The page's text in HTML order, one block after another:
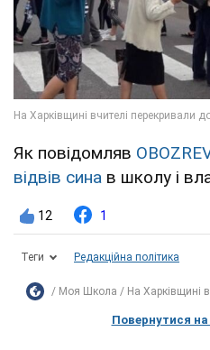
Як повідомляв
відвів сина в школу і
12 1
Теги Редакційна політика
Моя Школа На Харківщині
Повернутися на